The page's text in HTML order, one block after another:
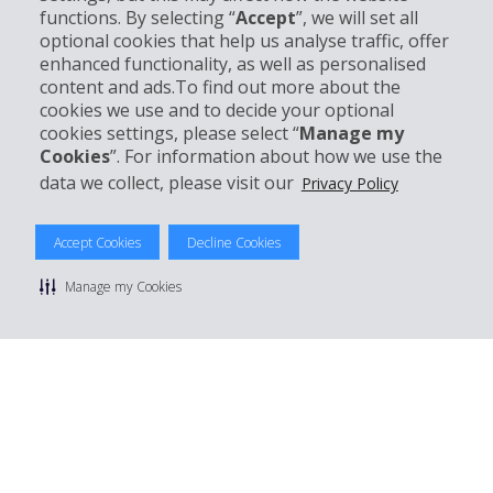
functions. By selecting “Accept”, we will set all
optional cookies that help us analyse traffic, offer
enhanced functionality, as well as personalised
content and ads.To find out more about the
cookies we use and to decide your optional
cookies settings, please select “Manage my
Cookies”. For information about how we use the
data we collect, please visit our Privacy Policy
Accept Cookies Decline Cookies
Manage my Cookies
Klantenservice
Boek bij Hertz
© 2026 The Hertz System, Inc.
Privacybeleid | Gebruiksvoorwaarden |
Sitemap